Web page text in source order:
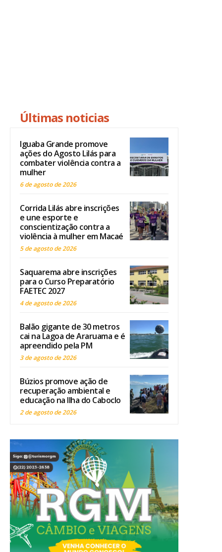
Últimas noticias
Iguaba Grande promove
ações do Agosto Lilás para
combater violência contra a
mulher
6 de agosto de 2026
Corrida Lilás abre inscrições
e une esporte e
conscientização contra a
violência à mulher em Macaé
5 de agosto de 2026
Saquarema abre inscrições
para o Curso Preparatório
FAETEC 2027
4 de agosto de 2026
Balão gigante de 30 metros
cai na Lagoa de Araruama e é
apreendido pela PM
3 de agosto de 2026
Búzios promove ação de
recuperação ambiental e
educação na Ilha do Caboclo
2 de agosto de 2026